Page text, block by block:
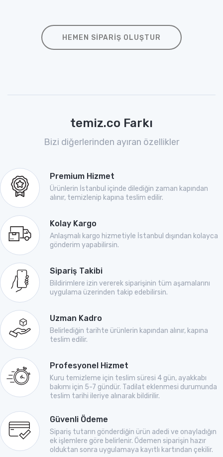
HEMEN SIPARIŞ OLUŞTUR
temiz.co Farkı
Bizi diğerlerinden ayıran özellikler
Premium Hizmet
Ürünlerin İstanbul içinde dilediğin zaman kapından
alınır, temizlenip kapına teslim edilir.
Kolay Kargo
Anlaşmalı kargo hizmetiyle İstanbul dışından kolayca
gönderim yapabilirsin.
Sipariş Takibi
Bildirimlere izin vererek siparişinin tüm aşamalarını
uygulama üzerinden takip edebilirsin.
Uzman Kadro
Belirlediğin tarihte ürünlerin kapından alınır, kapına
teslim edilir.
Profesyonel Hizmet
Kuru temizleme için teslim süresi 4 gün, ayakkabı
bakımı için 5-7 gündür. Tadilat eklenmesi durumunda
teslim tarihi ileriye alınarak bildirilir.
Güvenli Ödeme
Sipariş tutarın gönderdiğin ürün adedi ve onayladığın
ek işlemlere göre belirlenir. Ödemen siparişin hazır
olduktan sonra uygulamaya kayıtlı kartından çekilir.